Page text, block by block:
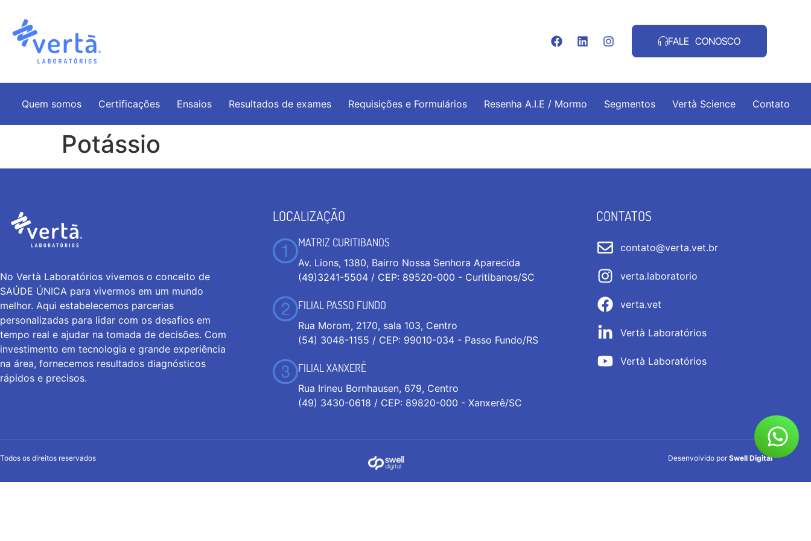
FALE CONOSCO
Quem somos Certificações Ensaios Resultados de exames Requisições e Formulários Resenha A.I.E / Mormo Segmentos Vertà Science Contato
Potássio
No Vertà Laboratórios vivemos o conceito de
SAÚDE ÚNICA para vivermos em um mundo
melhor. Aqui estabelecemos parcerias
personalizadas para lidar com os desafios em
tempo real e ajudar na tomada de decisões. Com
investimento em tecnologia e grande experiência
na área, fornecemos resultados diagnósticos
rápidos e precisos.
LOCALIZAÇÃO
MATRIZ CURITIBANOS
Av. Lions, 1380, Bairro Nossa Senhora Aparecida
(49)3241-5504 / CEP: 89520-000 - Curitibanos/SC
FILIAL PASSO FUNDO
Rua Morom, 2170, sala 103, Centro
(54) 3048-1155 / CEP: 99010-034 - Passo Fundo/RS
FILIAL XANXERÊ
Rua Irineu Bornhausen, 679, Centro
(49) 3430-0618 / CEP: 89820-000 - Xanxerê/SC
CONTATOS
contato@verta.vet.br
verta.laboratorio
verta.vet
Vertà Laboratórios
Vertà Laboratórios
Todos os direitos reservados Desenvolvido por Swell Digital